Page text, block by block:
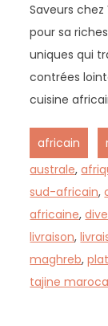
Saveurs
pour sa
uniques qui
contrées
cuisine
africain
australe,
sud-africain,
africaine,
livraison,
maghreb,
tajine